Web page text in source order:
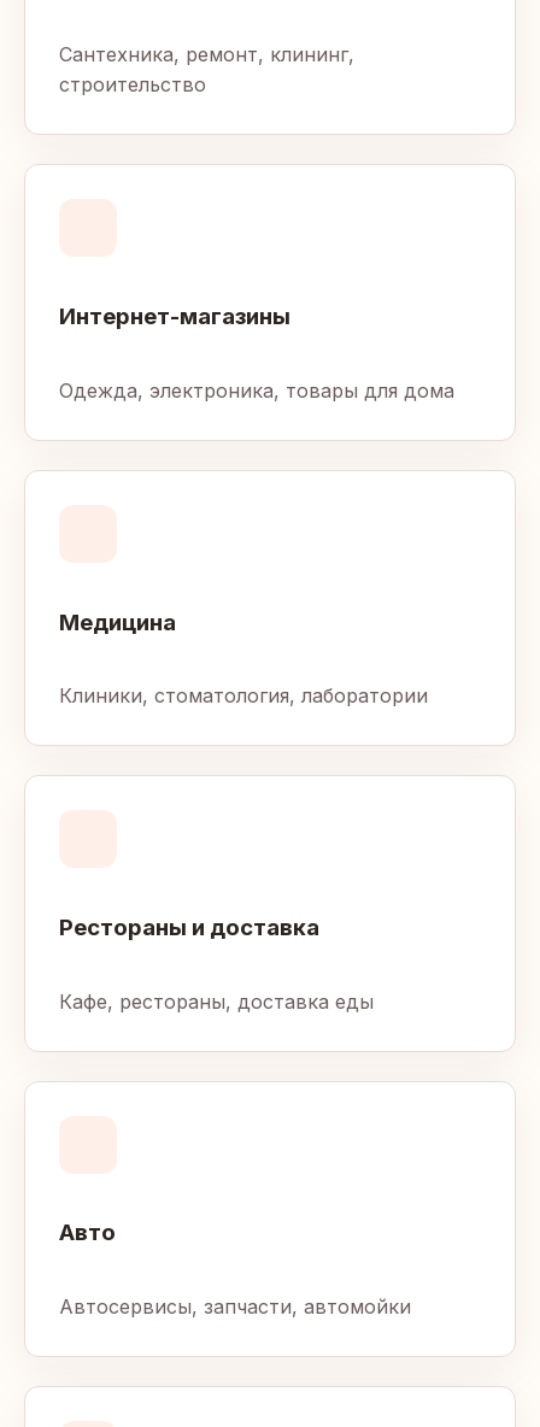
Сантехника, ремонт, клининг,
строительство
Интернет-магазины
Одежда, электроника, товары для дома
Медицина
Клиники, стоматология, лаборатории
Рестораны и доставка
Кафе, рестораны, доставка еды
Авто
Автосервисы, запчасти, автомойки